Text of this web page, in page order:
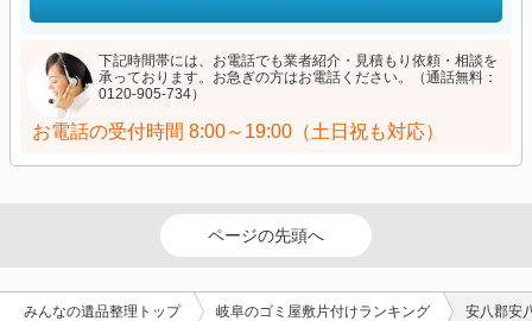
下記時間帯には、お電話でも業者紹介・見積もり依頼・相談を
承っております。お急ぎの方はお電話ください。（通話無料：
0120-905-734）
お電話の受付時間 8:00～19:00（土日祝も対応）
ページの先頭へ
みんなの遺品整理トップ 岐阜のゴミ屋敷片付けランキング 安八郡安